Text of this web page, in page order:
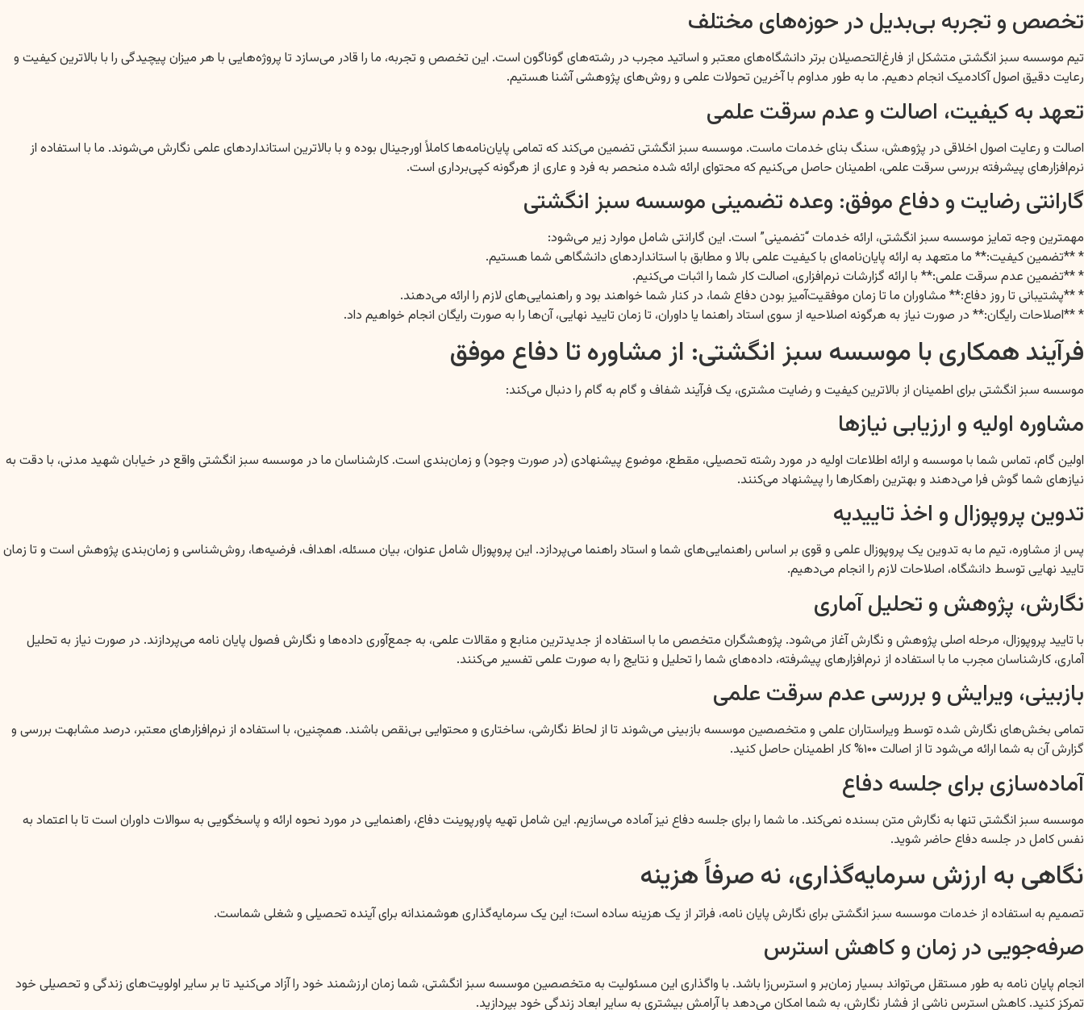
تخصص و تجربه بی‌بدیل در حوزه‌های مختلف
تیم موسسه سبز انگشتی متشکل از فارغ‌التحصیلان برتر دانشگاه‌های معتبر و اساتید مجرب در رشته‌های گوناگون است. این تخصص و تجربه، ما را قادر می‌سازد تا پروژه‌هایی با هر میزان پیچیدگی را با بالاترین کیفیت و
رعایت دقیق اصول آکادمیک انجام دهیم. ما به طور مداوم با آخرین تحولات علمی و روش‌های پژوهشی آشنا هستیم.
تعهد به کیفیت، اصالت و عدم سرقت علمی
اصالت و رعایت اصول اخلاقی در پژوهش، سنگ بنای خدمات ماست. موسسه سبز انگشتی تضمین می‌کند که تمامی پایان‌نامه‌ها کاملاً اورجینال بوده و با بالاترین استانداردهای علمی نگارش می‌شوند. ما با استفاده از
نرم‌افزارهای پیشرفته بررسی سرقت علمی، اطمینان حاصل می‌کنیم که محتوای ارائه شده منحصر به فرد و عاری از هرگونه کپی‌برداری است.
گارانتی رضایت و دفاع موفق: وعده تضمینی موسسه سبز انگشتی
مهمترین وجه تمایز موسسه سبز انگشتی، ارائه خدمات “تضمینی” است. این گارانتی شامل موارد زیر می‌شود:
* **تضمین کیفیت:** ما متعهد به ارائه پایان‌نامه‌ای با کیفیت علمی بالا و مطابق با استانداردهای دانشگاهی شما هستیم.
* **تضمین عدم سرقت علمی:** با ارائه گزارشات نرم‌افزاری، اصالت کار شما را اثبات می‌کنیم.
* **پشتیبانی تا روز دفاع:** مشاوران ما تا زمان موفقیت‌آمیز بودن دفاع شما، در کنار شما خواهند بود و راهنمایی‌های لازم را ارائه می‌دهند.
* **اصلاحات رایگان:** در صورت نیاز به هرگونه اصلاحیه از سوی استاد راهنما یا داوران، تا زمان تایید نهایی، آن‌ها را به صورت رایگان انجام خواهیم داد.
فرآیند همکاری با موسسه سبز انگشتی: از مشاوره تا دفاع موفق
موسسه سبز انگشتی برای اطمینان از بالاترین کیفیت و رضایت مشتری، یک فرآیند شفاف و گام به گام را دنبال می‌کند:
مشاوره اولیه و ارزیابی نیازها
اولین گام، تماس شما با موسسه و ارائه اطلاعات اولیه در مورد رشته تحصیلی، مقطع، موضوع پیشنهادی (در صورت وجود) و زمان‌بندی است. کارشناسان ما در موسسه سبز انگشتی واقع در خیابان شهید مدنی، با دقت به
نیازهای شما گوش فرا می‌دهند و بهترین راهکارها را پیشنهاد می‌کنند.
تدوین پروپوزال و اخذ تاییدیه
پس از مشاوره، تیم ما به تدوین یک پروپوزال علمی و قوی بر اساس راهنمایی‌های شما و استاد راهنما می‌پردازد. این پروپوزال شامل عنوان، بیان مسئله، اهداف، فرضیه‌ها، روش‌شناسی و زمان‌بندی پژوهش است و تا زمان
تایید نهایی توسط دانشگاه، اصلاحات لازم را انجام می‌دهیم.
نگارش، پژوهش و تحلیل آماری
با تایید پروپوزال، مرحله اصلی پژوهش و نگارش آغاز می‌شود. پژوهشگران متخصص ما با استفاده از جدیدترین منابع و مقالات علمی، به جمع‌آوری داده‌ها و نگارش فصول پایان نامه می‌پردازند. در صورت نیاز به تحلیل
آماری، کارشناسان مجرب ما با استفاده از نرم‌افزارهای پیشرفته، داده‌های شما را تحلیل و نتایج را به صورت علمی تفسیر می‌کنند.
بازبینی، ویرایش و بررسی عدم سرقت علمی
تمامی بخش‌های نگارش شده توسط ویراستاران علمی و متخصصین موسسه بازبینی می‌شوند تا از لحاظ نگارشی، ساختاری و محتوایی بی‌نقص باشند. همچنین، با استفاده از نرم‌افزارهای معتبر، درصد مشابهت بررسی و
گزارش آن به شما ارائه می‌شود تا از اصالت ۱۰۰% کار اطمینان حاصل کنید.
آماده‌سازی برای جلسه دفاع
موسسه سبز انگشتی تنها به نگارش متن بسنده نمی‌کند. ما شما را برای جلسه دفاع نیز آماده می‌سازیم. این شامل تهیه پاورپوینت دفاع، راهنمایی در مورد نحوه ارائه و پاسخگویی به سوالات داوران است تا با اعتماد به
نفس کامل در جلسه دفاع حاضر شوید.
نگاهی به ارزش سرمایه‌گذاری، نه صرفاً هزینه
تصمیم به استفاده از خدمات موسسه سبز انگشتی برای نگارش پایان نامه، فراتر از یک هزینه ساده است؛ این یک سرمایه‌گذاری هوشمندانه برای آینده تحصیلی و شغلی شماست.
صرفه‌جویی در زمان و کاهش استرس
انجام پایان نامه به طور مستقل می‌تواند بسیار زمان‌بر و استرس‌زا باشد. با واگذاری این مسئولیت به متخصصین موسسه سبز انگشتی، شما زمان ارزشمند خود را آزاد می‌کنید تا بر سایر اولویت‌های زندگی و تحصیلی خود
تمرکز کنید. کاهش استرس ناشی از فشار نگارش، به شما امکان می‌دهد با آرامش بیشتری به سایر ابعاد زندگی خود بپردازید.